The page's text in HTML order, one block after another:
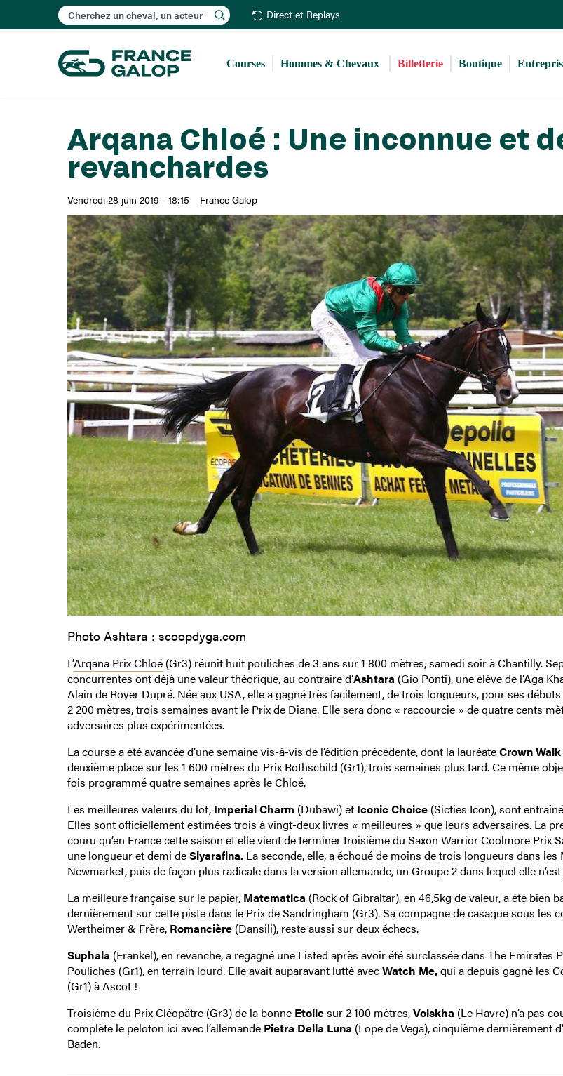
au
principal
Rechercher Direct et Replays
Courses Hommes & Chevaux Billetterie Boutique
Arqana Chloé : Une inconnue et
revanchardes
Vendredi 28 juin 2019 - 18:15 France Galop
Photo Ashtara : scoopdyga.com
L’Arqana Prix Chloé(Gr3) réunit huit pouliches de 3 ans sur 1 800 mètres, samedi soir à Chantilly.
concurrentes ont déjà une valeur théorique, au contraire d’Ashtara (Gio Ponti), une élève de l’Aga
Alain de Royer Dupré. Née aux USA, elle a gagné très facilement, de trois longueurs, pour ses
2 200 mètres, trois semaines avant le Prix de Diane. Elle sera donc « raccourcie » de quatre cents
adversaires plus expérimentées.
La course a été avancée d’une semaine vis-à-vis de l’édition précédente, dont la lauréateCrown Walk
deuxième place sur les 1 600 mètres du Prix Rothschild (Gr1), trois semaines plus tard. Ce même
fois programmé quatre semaines après le Chloé.
Les meilleures valeurs du lot, Imperial Charm (Dubawi) et Iconic Choice(Sicties Icon), sont
Elles sont officiellement estimées trois à vingt-deux livres « meilleures » que leurs adversaires. La
couru qu’en France cette saison et elle vient de terminer troisième du Saxon Warrior Coolmore Prix
une longueur et demi deSiyarafina. La seconde, elle, a échoué de moins de trois longueurs dans les
Newmarket, puis de façon plus radicale dans la version allemande, un Groupe 2 dans lequel elle
La meilleure française sur le papier, Matematica (Rock of Gibraltar), en 46,5kg de valeur, a été bien
dernièrement sur cette piste dans le Prix de Sandringham (Gr3). Sa compagne de casaque sous les
Wertheimer & Frère, Romancière(Dansili), reste aussi sur deux échecs.
Suphala (Frankel), en revanche, a regagné une Listed après avoir été surclassée dans The Emirates
Pouliches (Gr1), en terrain lourd. Elle avait auparavant lutté avecWatch Me,qui a depuis gagné les
(Gr1) à Ascot !
Troisième du Prix Cléopâtre (Gr3) de la bonne Etoilesur 2 100 mètres,Volskha (Le Havre) n’a pas
complète le peloton ici avec l’allemande Pietra Della Luna (Lope de Vega), cinquième dernièrement
Baden.